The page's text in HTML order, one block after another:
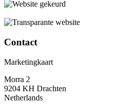
Contact
Marketingkaart
Morra 2
9204 KH Drachten
Netherlands